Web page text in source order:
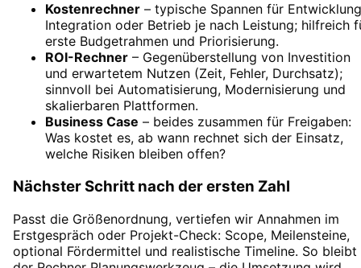
Kostenrechner – typische Spannen für
Integration oder Betrieb je nach Leistung; hilfreich
erste Budgetrahmen und Priorisierung.
ROI-Rechner – Gegenüberstellung von Investition
und erwartetem Nutzen (Zeit, Fehler, Durchsatz);
sinnvoll bei Automatisierung, Modernisierung und
skalierbaren Plattformen.
Business Case – beides zusammen für Freigaben:
Was kostet es, ab wann rechnet sich der Einsatz,
welche Risiken bleiben offen?
Nächster Schritt nach der ersten Zahl
Passt die Größenordnung, vertiefen wir Annahmen im
Erstgespräch oder Projekt-Check: Scope, Meilensteine,
optional Fördermittel und realistische Timeline. So bleibt